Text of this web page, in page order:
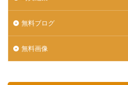
無料ブログ
無料画像